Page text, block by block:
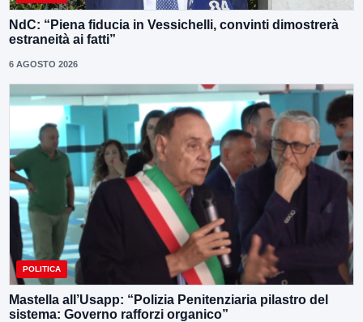
NdC: “Piena fiducia in Vessichelli, convinti dimostrerà
estraneità ai fatti”
6 AGOSTO 2026
POLITICA
Mastella all’Usapp: “Polizia Penitenziaria pilastro del
sistema: Governo rafforzi organico”